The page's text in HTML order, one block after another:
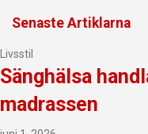
Senaste Artiklarna
Livsstil
Sänghälsa
madrassen